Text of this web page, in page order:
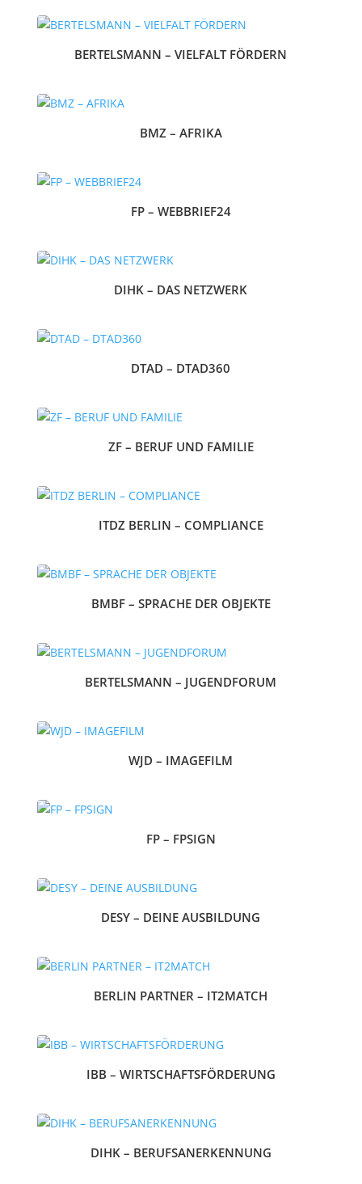
BERTELSMANN – VIELFALT FÖRDERN
BMZ – AFRIKA
FP – WEBBRIEF24
DIHK – DAS NETZWERK
DTAD – DTAD360
ZF – BERUF UND FAMILIE
ITDZ BERLIN – COMPLIANCE
BMBF – SPRACHE DER OBJEKTE
BERTELSMANN – JUGENDFORUM
WJD – IMAGEFILM
FP – FPSIGN
DESY – DEINE AUSBILDUNG
BERLIN PARTNER – IT2MATCH
IBB – WIRTSCHAFTSFÖRDERUNG
DIHK – BERUFSANERKENNUNG